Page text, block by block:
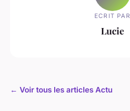
ECRIT PAR
Lucie
← Voir tous les articles Actu